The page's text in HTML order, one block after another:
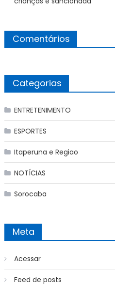
Comentários
Categorias
ENTRETENIMENTO
ESPORTES
Itaperuna e Regiao
NOTÍCIAS
Sorocaba
Meta
Acessar
Feed de posts